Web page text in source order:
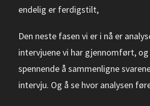
endelig er ferdigstilt,
Den neste fasen vi er i nå er
intervjuene vi har gjennomført,
spennende å sammenligne
intervju. Og å se hvor analysen